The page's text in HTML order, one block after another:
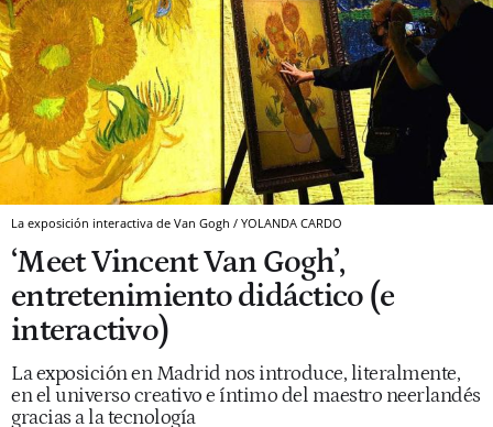
La exposición interactiva de Van Gogh / YOLANDA CARDO
‘Meet Vincent Van Gogh’,
entretenimiento didáctico (e
interactivo)
La exposición en Madrid nos introduce, literalmente,
en el universo creativo e íntimo del maestro neerlandés
gracias a la tecnología